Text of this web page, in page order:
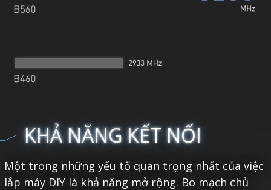
KHẢ NĂNG KẾT NỐI
Một trong những yếu tố quan trọng nhất của việc
lắp máy DIY là khả năng mở rộng. Bo mạch chủ